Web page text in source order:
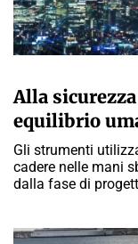
Alla
equilibrio
Gli strumenti
cadere nelle mani
dalla fase di